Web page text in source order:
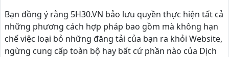
Bạn đồng ý rằng 5H30.VN bảo lưu quyền thực hiện tất cả
những phương cách hợp pháp bao gồm mà không hạn
chế việc loại bỏ những đăng tải của bạn ra khỏi Website,
ngừng cung cấp toàn bộ hay bất cứ phần nào của Dịch